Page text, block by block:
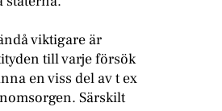
viktigare är
till varje försök
en viss del av t ex
Särskilt